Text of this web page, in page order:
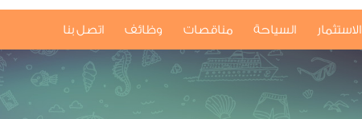
الاستثمار السياحة مناقصات وظائف اتصل بنا